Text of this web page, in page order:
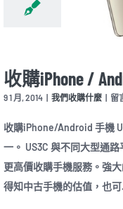
收購iPhone /
9 1 月, 2014 | 我們收購什麼 | 在
購
/
手
機
留
收購iPhone/Android 手機
一。 US3C 與不同大型通
更高價收購手機服務。強
得知中古手機的估值，也可